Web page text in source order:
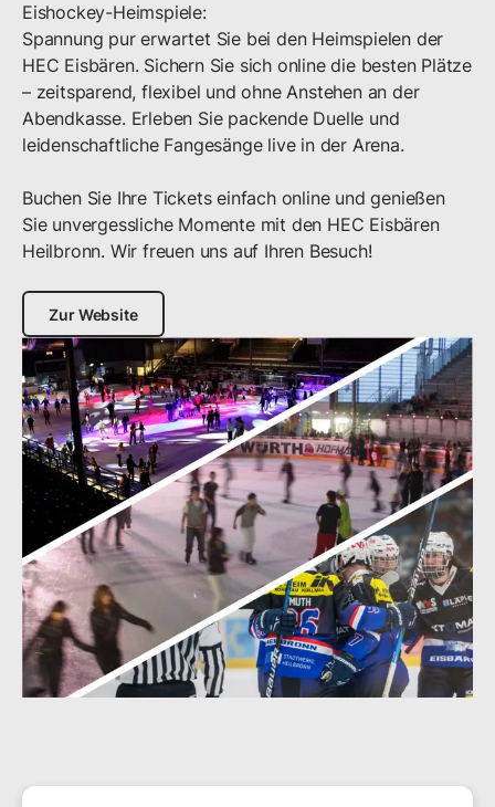
Eishockey-Heimspiele:
Spannung pur erwartet Sie bei den Heimspielen der
HEC Eisbären. Sichern Sie sich online die besten Plätze
– zeitsparend, flexibel und ohne Anstehen an der
Abendkasse. Erleben Sie packende Duelle und
leidenschaftliche Fangesänge live in der Arena.
Buchen Sie Ihre Tickets einfach online und genießen
Sie unvergessliche Momente mit den HEC Eisbären
Zur Website